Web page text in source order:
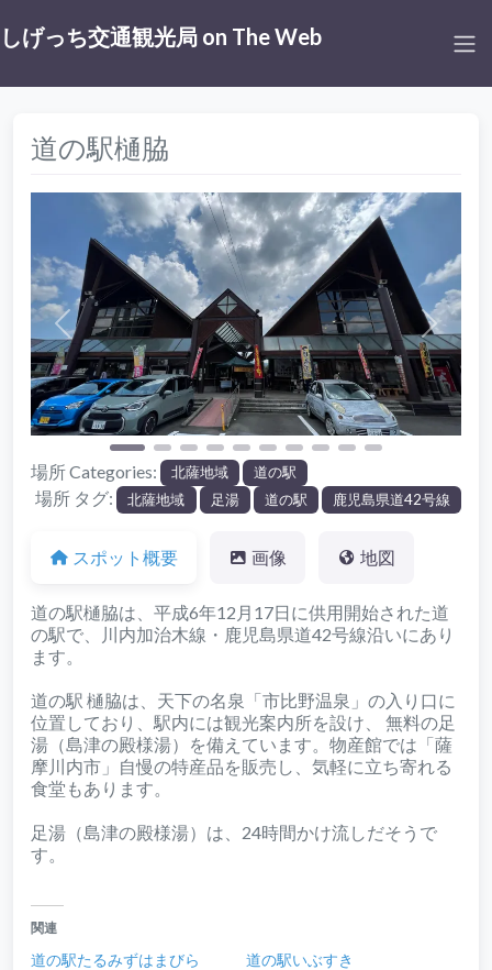
しげっち交通観光局 on The Web
道の駅樋脇
前 次
場所 Categories: 北薩地域‎ 道の駅
場所 タグ: 北薩地域 足湯 道の駅 鹿児島県道42号線
スポット概要 画像 地図
道の駅樋脇は、平成6年12月17日に供用開始された道
の駅で、川内加治木線・鹿児島県道42号線沿いにあり
ます。
道の駅 樋脇は、天下の名泉「市比野温泉」の入り口に
位置しており、駅内には観光案内所を設け、 無料の足
湯（島津の殿様湯）を備えています。物産館では「薩
摩川内市」自慢の特産品を販売し、気軽に立ち寄れる
食堂もあります。
足湯（島津の殿様湯）は、24時間かけ流しだそうで
す。
関連
道の駅たるみずはまびら
道の駅いぶすき